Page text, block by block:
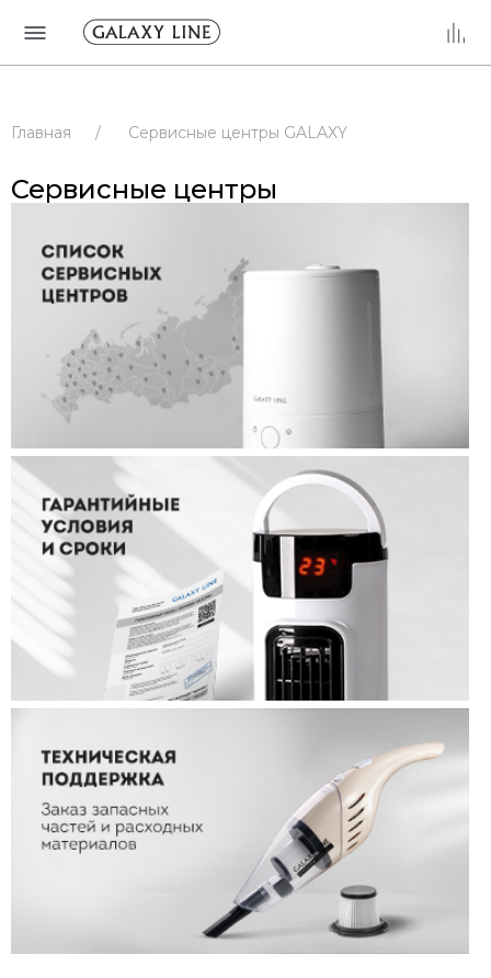
Главная / Сервисные центры GALAXY
Сервисные центры / РОССИЯ
АЛТАЙСКИЙ КРАЙ
Сервисные центры